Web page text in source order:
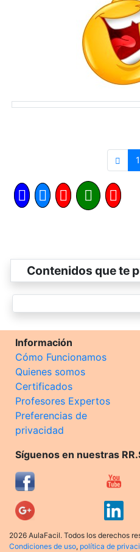
1
Contenidos que te
Información
Cómo Funcionamos
Quienes somos
Certificados
Profesores Expertos
Preferencias de
privacidad
Síguenos en nuestras
2026 AulaFacil. Todos los derechos
Condiciones de uso, política de